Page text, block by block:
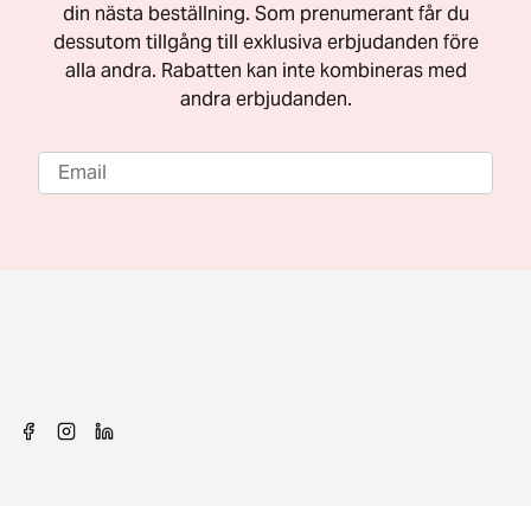
din nästa beställning. Som prenumerant får du
dessutom tillgång till exklusiva erbjudanden före
alla andra. Rabatten kan inte kombineras med
andra erbjudanden.